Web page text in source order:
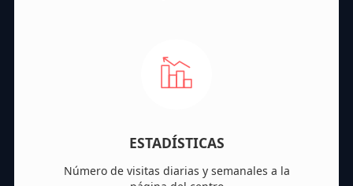
ESTADÍSTICAS
Número de visitas diarias y semanales a la